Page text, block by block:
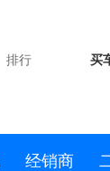
排行 买
经销商